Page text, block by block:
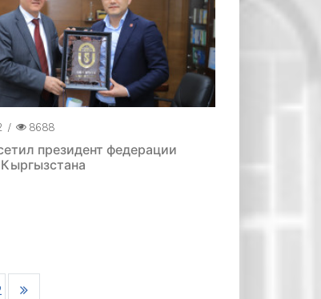
/ 8688
президент федерации